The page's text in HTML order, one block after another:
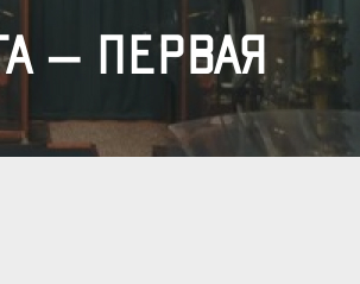
– ПЕРВАЯ